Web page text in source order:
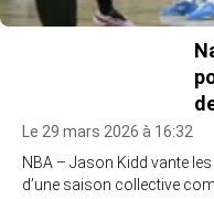
Le 29 mars 2026 à 16:32
NBA – Jason Kidd vante
d’une saison collective